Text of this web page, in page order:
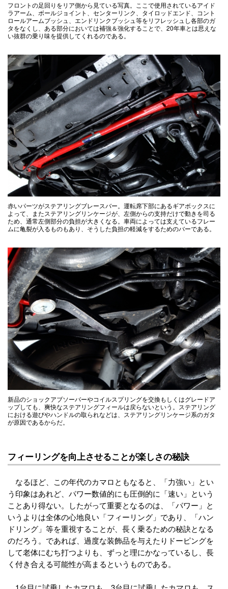
フロントの足回りをリア側から見ている写真。ここで使用されているアイド
ラアーム、ボールジョイント、センターリンク、タイロッドエンド、コント
ロールアームブッシュ、エンドリンクブッシュ等をリフレッシュし各部のガ
タをなくし、ある部分においては補強＆強化することで、20年車とは思えな
い抜群の乗り味を提供してくれるのである。
赤いパーツがステアリングブレースバー。運転席下部にあるギアボックスに
よって、またステアリングリンケージが、左側からの支持だけで動きを司る
ため、通常左側部分の負担が大きくなる。車両によっては支えているフレー
ムに亀裂が入るものもあり、そうした負担の軽減をするためのバーである。
新品のショックアブソーバーやコイルスプリングを交換もしくはグレードア
ップしても、爽快なステアリングフィールは戻らないという。ステアリング
における遊びやハンドルの取られなどは、ステアリングリンケージ系のガタ
が原因であるからだ。
フィーリングを向上させることが楽しさの秘訣
なるほど、この年代のカマロともなると、「力強い」とい
う印象はあれど、パワー数値的にも圧倒的に「速い」という
ことあり得ない。したがって重要となるのは、「パワー」と
いうよりは全体の心地良い「フィーリング」であり、「ハン
ドリング」等を重視することが、長く乗るための秘訣となる
のだろう。であれば、過度な装飾品を与えたりドーピングを
して老体にむち打つよりも、ずっと理にかなっているし、長
く付き合える可能性が高まるというものである。